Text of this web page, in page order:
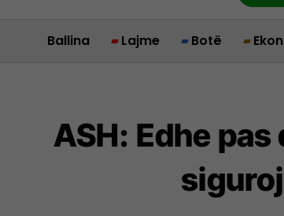
Ballina Lajme Botë
ASH: Edhe